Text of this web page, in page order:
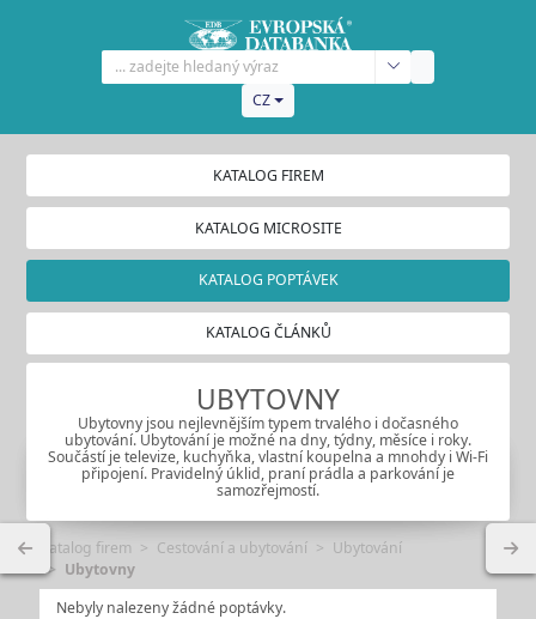
CZ
KATALOG FIREM
KATALOG MICROSITE
KATALOG POPTÁVEK
KATALOG ČLÁNKŮ
UBYTOVNY
Ubytovny jsou nejlevnějším typem trvalého i dočasného
ubytování. Ubytování je možné na dny, týdny, měsíce i roky.
Součástí je televize, kuchyňka, vlastní koupelna a mnohdy i Wi-Fi
připojení. Pravidelný úklid, praní prádla a parkování je
samozřejmostí.
Katalog firem Cestování a ubytování
Ubytování
Ubytovny
Nebyly nalezeny žádné poptávky.